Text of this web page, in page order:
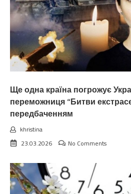
Ще одна країна погрожує
переможниця “Битви
передбаченням
khristina
23.03.2026
No Comments